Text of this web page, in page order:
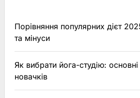
Порівняння популярних дієт
та мінуси
Як вибрати йога-студію: основні
новачків